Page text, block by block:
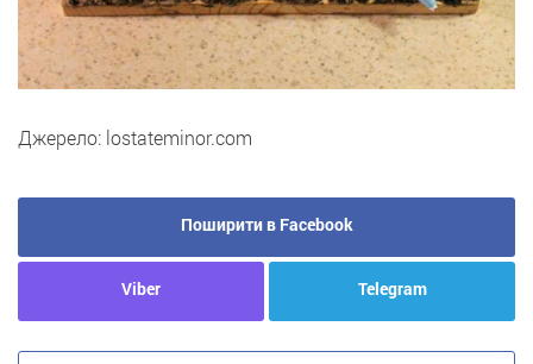
Джерело: lostateminor.com
Поширити в Facebook
Viber Telegram